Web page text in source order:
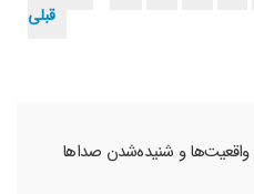
قبلی
واقعیت‌ها و شنیده‌شدن صداها